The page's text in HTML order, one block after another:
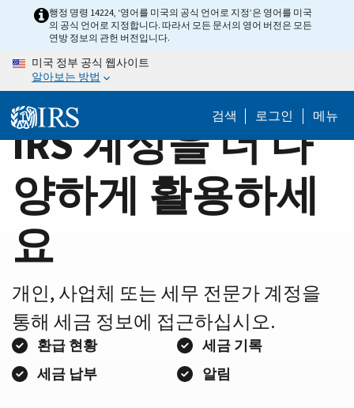
content
Home행정 명령 14224, ‘영어를 미국의 공식 언어로 지정’은 영어를 미국
의 공식 언어로 지정합니다. 따라서 모든 문서의 영어 버전은 모든
연방 정보의 관헌 버전입니다.
미국 정부 공식 웹사이트
알아보는 방법
검색 로그인 메뉴
IRS 계정을 더 다
양하게 활용하세
요
개인, 사업체 또는 세무 전문가 계정을
통해 세금 정보에 접근하십시오.
환급 현황
세금 기록
세금 납부
알림